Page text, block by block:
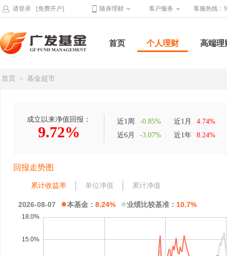
请登录 [免费开户] 随身理财 客户服务 客服热线：
首页 个人理财 高端理
首页 > 基金超市
成立以来净值回报：
9.72%
近1周 -0.85% 近1月
4.74%
近6月
-3.07% 近1年 8.24%
回报走势图
累计收益率 单位净值 累计净值
2026-08-07 ●本基金： 8.24% ●业绩比较基准： 10.7%